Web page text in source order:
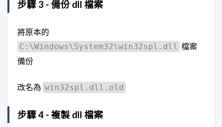
步驟 3 - 備份 dll 檔案
將原本的
C:\Windows\System32\win32spl.dll 檔案
備份
改名為 win32spl.dll.old
步驟 4 - 複製 dll 檔案